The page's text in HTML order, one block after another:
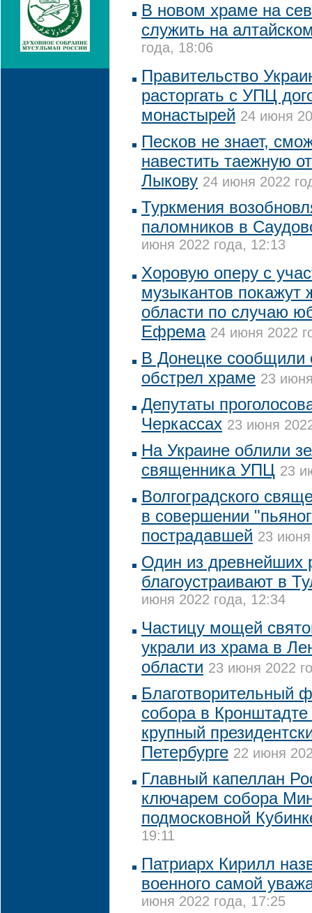
В новом храме на
служить на
года, 18:06
Правительство
расторгать с УПЦ
монастырей 24 июня
Песков не знает,
навестить таежную
Лыкову 24 июня 2022
Туркмения
паломников в
июня 2022 года, 12:13
Хоровую оперу с
музыкантов покажут
области по случаю
Ефрема 24 июня 2022
В Донецке
обстрел храме 23
Депутаты
Черкассах 23 июня
На Украине облили
священника УПЦ 23
Волгоградского
в совершении
пострадавшей 23
Один из древнейших
благоустраивают в
июня 2022 года, 12:34
Частицу мощей
украли из храма в
области 23 июня 2022
Благотворительный
собора в
крупный
Петербурге 22 июня
Главный капеллан
ключарем собора
подмосковной
19:11
Патриарх Кирилл
военного самой
июня 2022 года, 17:25